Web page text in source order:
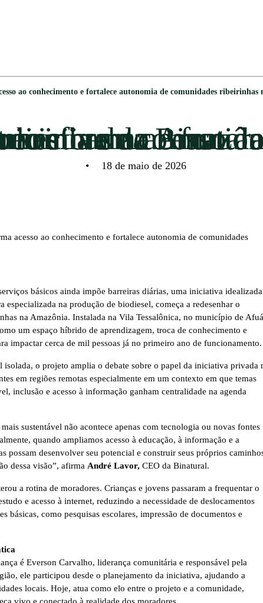
ao conhecimento e fortalece autonomia de comunidades ribeirinhas
transforma acesso ao conhecimento e fortalece autonomia de comunidades ribeirinhas
• 18 de maio de 2026
básicos ainda impõe barreiras diárias, uma iniciativa idealizada
especializada na produção de biodiesel, começa a redesenhar o
na Amazônia. Instalada na Vila Tessalônica, no município de
um espaço híbrido de aprendizagem, troca de conhecimento e
impactar cerca de mil pessoas já no primeiro ano de funcionamento.
o projeto amplia o debate sobre o papel da iniciativa privada
em regiões remotas especialmente em um contexto em que temas
inclusão e acesso à informação ganham centralidade na agenda
sustentável não acontece apenas com tecnologia ou novas fontes
quando ampliamos acesso à educação, à informação e a
possam desenvolver seu potencial e construir seus próprios
dessa visão”, afirma André Lavor, CEO da Binatural.
a rotina de moradores. Crianças e jovens passaram a frequentar o
e acesso à internet, reduzindo a necessidade de deslocamentos
básicas, como pesquisas escolares, impressão de documentos e
é Everson Carvalho, liderança comunitária e responsável pela
ele participou desde o planejamento da iniciativa, ajudando a
locais. Hoje, atua como elo entre o projeto e a comunidade,